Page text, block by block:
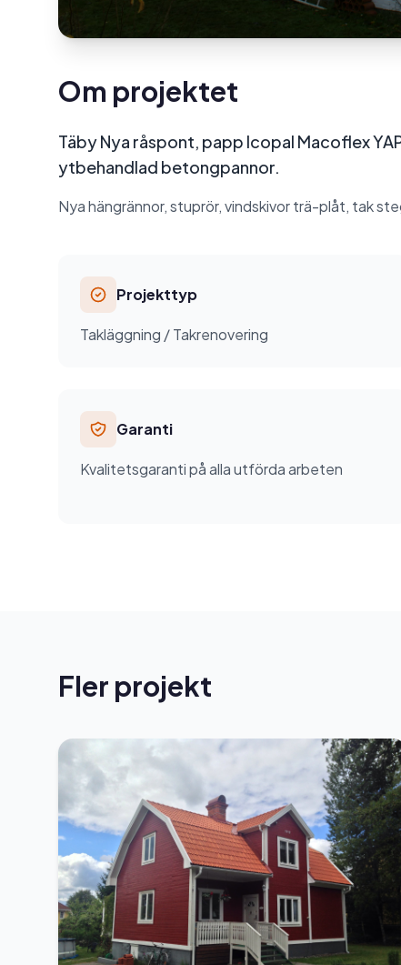
Om projektet
Täby Nya råspont, papp Icopal Macoflex
ytbehandlad betongpannor.
Nya hängrännor, stuprör, vindskivor trä-plåt, tak
Projekttyp
Takläggning / Takrenovering
Garanti
Kvalitetsgaranti på alla utförda arbeten
Fler projekt